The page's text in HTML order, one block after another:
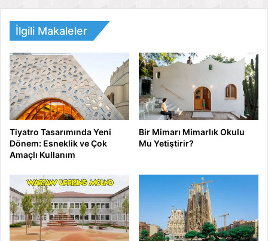
İlgili Makaleler
Tiyatro Tasarımında Yeni
Dönem: Esneklik ve Çok
Amaçlı Kullanım
Bir Mimarı Mimarlık Okulu
Mu Yetiştirir?